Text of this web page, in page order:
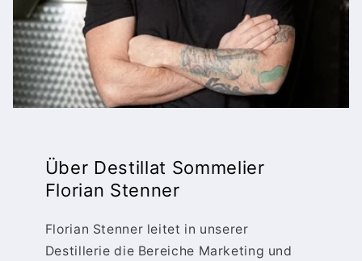
Über Destillat Sommelier
Florian Stenner
Florian Stenner leitet in unserer
Destillerie die Bereiche Marketing und